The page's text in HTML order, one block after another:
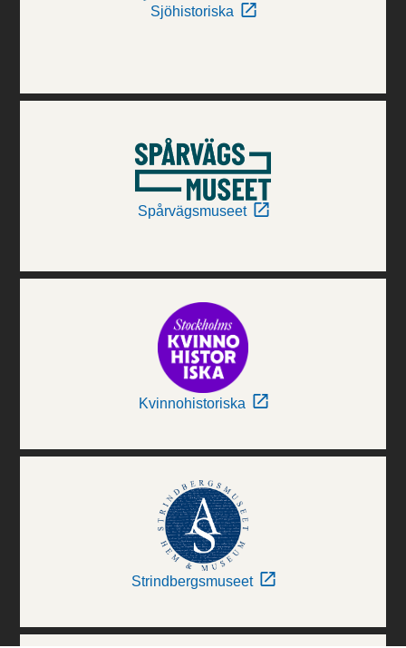
Sjöhistoriska
Spårvägsmuseet
Kvinnohistoriska
Strindbergsmuseet